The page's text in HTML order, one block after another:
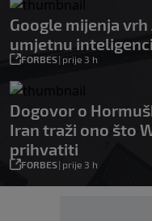
Google mijenja
umjetnu
FORBES| prije 3 h
Dogovor o
Iran traži ono što
prihvatiti
FORBES| prije 3 h